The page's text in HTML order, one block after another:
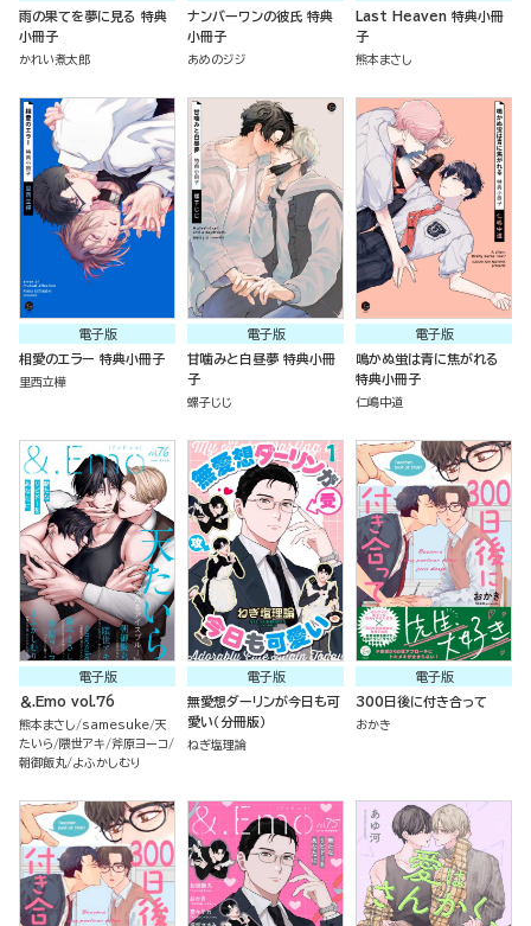
雨の果てを夢に見る 特典
小冊子
かれい煮太郎
ナンバーワンの彼氏 特典
小冊子
あめのジジ
Last Heaven 特典小冊
子
熊本まさし
電子版
相愛のエラー 特典小冊子
里西立樺
電子版
甘噛みと白昼夢 特典小冊
子
螺子じじ
電子版
鳴かぬ蛍は青に焦がれる
特典小冊子
仁嶋中道
電子版
＆.Emo vol.76
熊本まさし samesuke 天
たいら
隈世アキ 斧原ヨーコ
朝御飯丸 よふかしむり
電子版
無愛想ダーリンが今日も可
愛い（分冊版）
ねぎ塩理論
電子版
300日後に付き合って
おかき